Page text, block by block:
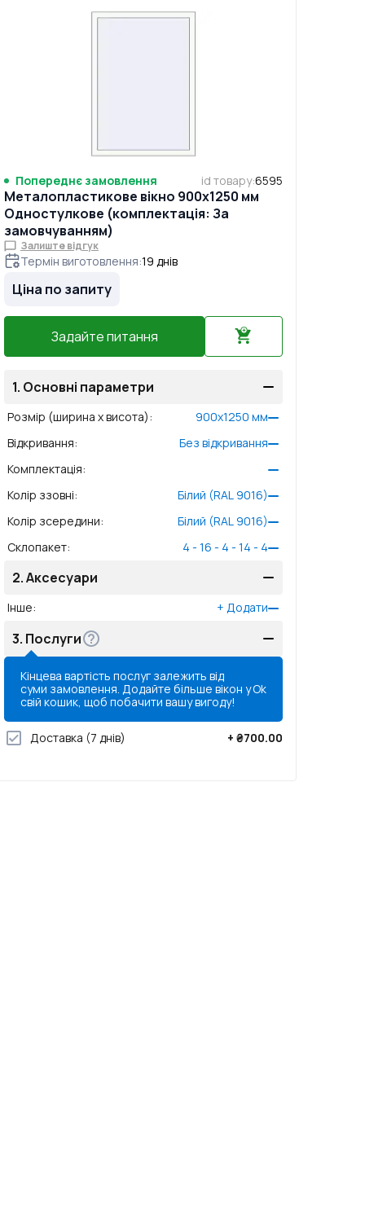
Попереднє замовлення id товару:6595
Металопластикове вікно 900x1250 мм
Одностулкове (комплектація: За
замовчуванням)
Залиште відгук
Термін виготовлення:19 днів
Ціна по запиту
Задайте питання
1. Основні параметри
Розмір (ширина x висота): 900x1250 мм
Відкривання:
Без відкривання
Комплектація:
Колір ззовні:
Білий (RAL 9016)
Колір зсередини:
Білий (RAL 9016)
Склопакет: 4 - 16 - 4 - 14 - 4
2.Аксесуари
Інше: + Додати
3. Послуги
Кінцева вартість послуг залежить від
суми замовлення. Додайте більше вікон у
свій кошик, щоб побачити вашу вигоду!
Ok
Доставка (7 днів) + ₴700.00